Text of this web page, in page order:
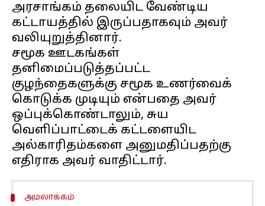
அரசாங்கம் தலையிட வேண்டிய
கட்டாயத்தில் இருப்பதாகவும் அவர்
வலியுறுத்தினார்.
சமூக ஊடகங்கள்
தனிமைப்படுத்தப்பட்ட
குழந்தைகளுக்கு சமூக உணர்வைக்
கொடுக்க முடியும் என்பதை அவர்
ஒப்புக்கொண்டாலும், சுய
வெளிப்பாட்டைக் கட்டளையிட
அல்காரிதம்களை அனுமதிப்பதற்கு
அமலாக்கம்